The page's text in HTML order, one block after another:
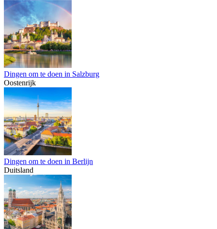
Dingen om te doen in Salzburg
Oostenrijk
Dingen om te doen in Berlijn
Duitsland